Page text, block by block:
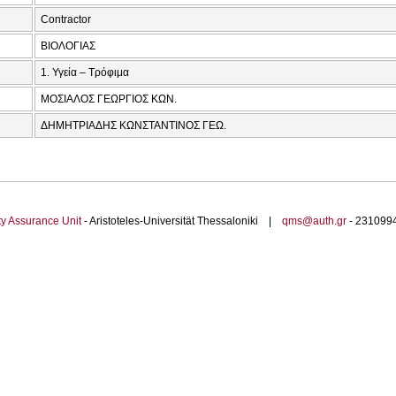
Contractor
ΒΙΟΛΟΓΙΑΣ
1. Υγεία – Τρόφιμα
ΜΟΣΙΑΛΟΣ ΓΕΩΡΓΙΟΣ ΚΩΝ.
ΔΗΜΗΤΡΙΑΔΗΣ ΚΩΝΣΤΑΝΤΙΝΟΣ ΓΕΩ.
Assurance Unit- Aristoteles-Universität Thessaloniki | qms@auth.gr -